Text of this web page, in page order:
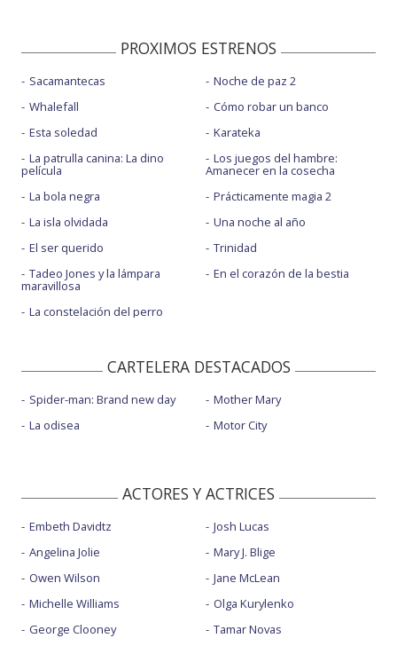
PROXIMOS ESTRENOS
Sacamantecas
Whalefall
Esta soledad
La patrulla canina: La dino
película
La bola negra
La isla olvidada
El ser querido
Tadeo Jones y la lámpara
maravillosa
La constelación del perro
Noche de paz 2
Cómo robar un banco
Karateka
Los juegos del hambre:
Amanecer en la cosecha
Prácticamente magia 2
Una noche al año
Trinidad
En el corazón de la bestia
CARTELERA DESTACADOS
Spider-man: Brand new day
La odisea
Mother Mary
Motor City
ACTORES Y ACTRICES
Embeth Davidtz
Angelina Jolie
Owen Wilson
Michelle Williams
George Clooney
Josh Lucas
Mary J. Blige
Jane McLean
Olga Kurylenko
Tamar Novas